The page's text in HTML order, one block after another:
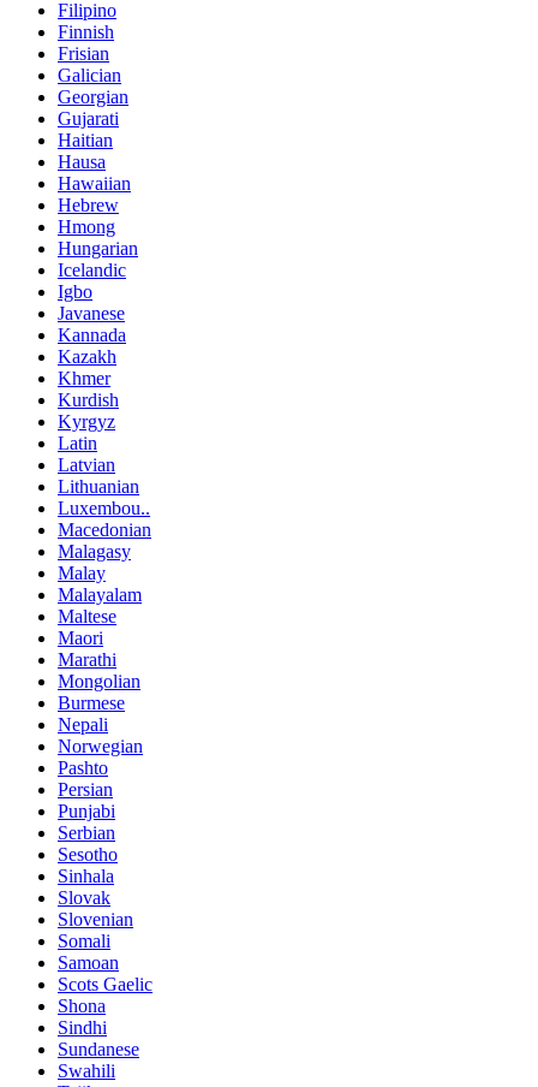
Filipino
Finnish
Frisian
Galician
Georgian
Gujarati
Haitian
Hausa
Hawaiian
Hebrew
Hmong
Hungarian
Icelandic
Igbo
Javanese
Kannada
Kazakh
Khmer
Kurdish
Kyrgyz
Latin
Latvian
Lithuanian
Luxembou..
Macedonian
Malagasy
Malay
Malayalam
Maltese
Maori
Marathi
Mongolian
Burmese
Nepali
Norwegian
Pashto
Persian
Punjabi
Serbian
Sesotho
Sinhala
Slovak
Slovenian
Somali
Samoan
Scots Gaelic
Shona
Sindhi
Sundanese
Swahili